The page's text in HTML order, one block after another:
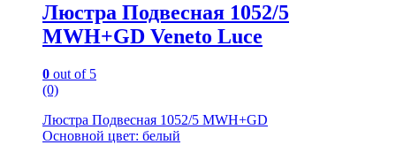
Люстра Подвесная 1052/5
MWH+GD Veneto Luce
0 out of 5
(0)
Люстра Подвесная 1052/5 MWH+GD
Основной цвет: белый